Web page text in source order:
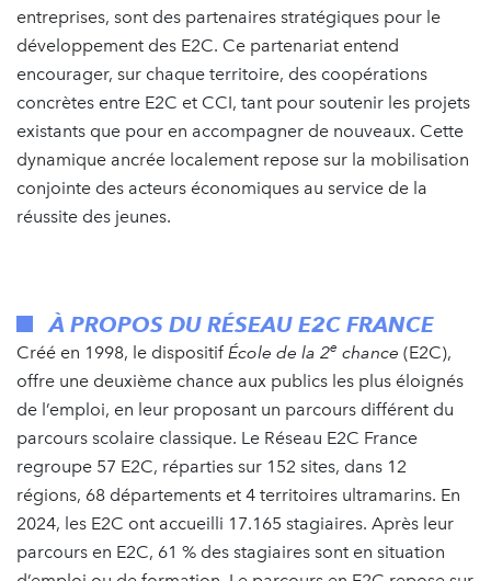
entreprises, sont des partenaires stratégiques pour le
développement des E2C. Ce partenariat entend
encourager, sur chaque territoire, des coopérations
concrètes entre E2C et CCI, tant pour soutenir les projets
existants que pour en accompagner de nouveaux. Cette
dynamique ancrée localement repose sur la mobilisation
conjointe des acteurs économiques au service de la
réussite des jeunes.
À PROPOS DU RÉSEAU E2C FRANCE
Créé en 1998, le dispositif École de la 2e chance (E2C),
offre une deuxième chance aux publics les plus éloignés
de l’emploi, en leur proposant un parcours différent du
parcours scolaire classique. Le Réseau E2C France
regroupe 57 E2C, réparties sur 152 sites, dans 12
régions, 68 départements et 4 territoires ultramarins. En
2024, les E2C ont accueilli 17.165 stagiaires. Après leur
parcours en E2C, 61 % des stagiaires sont en situation